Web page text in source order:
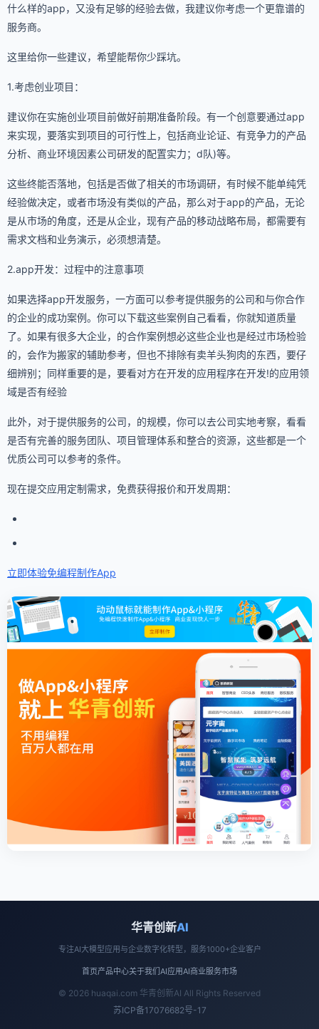
什么样的app，又没有足够的经验去做，我建议你考虑一个更靠谱的
服务商。
这里给你一些建议，希望能帮你少踩坑。
1.考虑创业项目：
建议你在实施创业项目前做好前期准备阶段。有一个创意要通过app
来实现，要落实到项目的可行性上，包括商业论证、有竞争力的产品
分析、商业环境因素公司研发的配置实力；d队)等。
这些终能否落地，包括是否做了相关的市场调研，有时候不能单纯凭
经验做决定，或者市场没有类似的产品，那么对于app的产品，无论
是从市场的角度，还是从企业，现有产品的移动战略布局，都需要有
需求文档和业务演示，必须想清楚。
2.app开发：过程中的注意事项
如果选择app开发服务，一方面可以参考提供服务的公司和与你合作
的企业的成功案例。你可以下载这些案例自己看看，你就知道质量
了。如果有很多大企业，的合作案例想必这些企业也是经过市场检验
的，会作为搬家的辅助参考，但也不排除有卖羊头狗肉的东西，要仔
细辨别；同样重要的是，要看对方在开发的应用程序在开发!的应用领
域是否有经验
此外，对于提供服务的公司，的规模，你可以去公司实地考察，看看
是否有完善的服务团队、项目管理体系和整合的资源，这些都是一个
优质公司可以参考的条件。
现在提交应用定制需求，免费获得报价和开发周期：
立即体验免编程制作App
华青创新AI
专注AI大模型应用与企业数字化转型，服务1000+企业客户
首页产品中心关于我们 AI应用AI商业服务市场
© 2026 huaqai.com 华青创新AI All Rights Reserved
苏ICP备17076682号-17